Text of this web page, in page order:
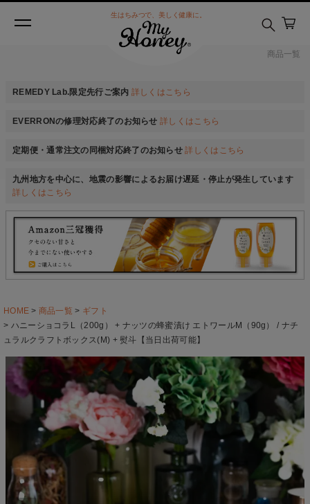
商品一覧
生はちみつで、美しく健康に。
REMEDY Lab.限定先行ご案内 詳しくはこちら
EVERRONの修理対応終了のお知らせ 詳しくはこちら
定期便・通常注文の同梱対応終了のお知らせ 詳しくはこちら
九州地方を中心に、地震の影響によるお届け遅延・停止が発生しています
詳しくはこちら
HOME 商品一覧
ギフト
ハニーショコラL（200g） + ナッツの蜂蜜漬け エトワールM（90g） / ナチ
ュラルクラフトボックス(M) + 熨斗【当日出荷可能】